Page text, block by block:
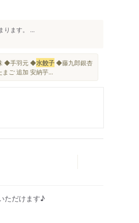
ります。 ...
◆手羽元 ◆水餃子◆藤九郎銀杏
ご 追加 安納芋...
ただけます♪